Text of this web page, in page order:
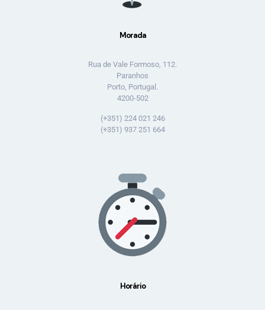
Morada
Rua de Vale Formoso, 112.
Paranhos
Porto, Portugal.
4200-502
(+351) 224 021 246
(+351) 937 251 664
Horário